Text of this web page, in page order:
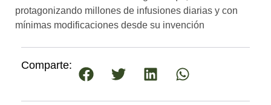
protagonizando millones de infusiones diarias y con
mínimas modificaciones desde su invención
Comparte: